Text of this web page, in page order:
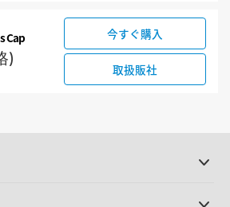
Cap
)
今すぐ購入
取扱販社